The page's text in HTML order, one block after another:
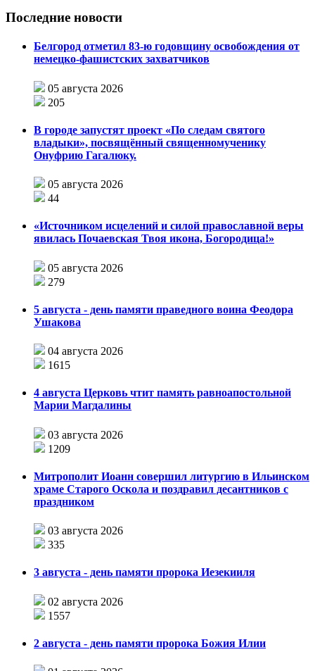
Последние новости
Белгород отметил 83-ю годовщину освобождения от
немецко-фашистских захватчиков
05 августа 2026
205
В городе запустят проект «По следам святого
владыки», посвящённый священномученику
Онуфрию Гагалюку.
05 августа 2026
44
«Источником исцелений и силой православной веры
явилась Почаевская Твоя икона, Богородица!»
05 августа 2026
279
5 августа - день памяти праведного воина Феодора
Ушакова
04 августа 2026
1615
4 августа Церковь чтит память равноапостольной
Марии Магдалины
03 августа 2026
1209
Митрополит Иоанн совершил литургию в Ильинском
храме Старого Оскола и поздравил десантников с
праздником
03 августа 2026
335
3 августа - день памяти пророка Иезекииля
02 августа 2026
1557
2 августа - день памяти пророка Божия Илии